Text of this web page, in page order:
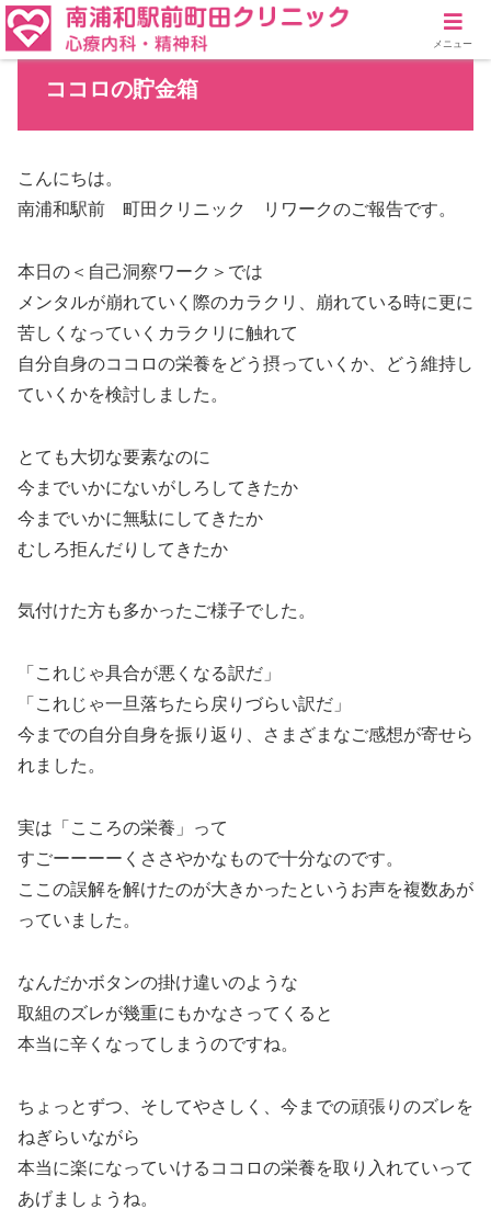
ココロの貯金箱
こんにちは。
南浦和駅前 町田クリニック リワークのご報告です。
本日の＜自己洞察ワーク＞では
メンタルが崩れていく際のカラクリ、崩れている時に更に
苦しくなっていくカラクリに触れて
自分自身のココロの栄養をどう摂っていくか、どう維持し
ていくかを検討しました。
とても大切な要素なのに
今までいかにないがしろしてきたか
今までいかに無駄にしてきたか
むしろ拒んだりしてきたか
気付けた方も多かったご様子でした。
「これじゃ具合が悪くなる訳だ」
「これじゃ一旦落ちたら戻りづらい訳だ」
今までの自分自身を振り返り、さまざまなご感想が寄せら
れました。
実は「こころの栄養」って
すごーーーーくささやかなもので十分なのです。
ここの誤解を解けたのが大きかったというお声を複数あが
っていました。
なんだかボタンの掛け違いのような
取組のズレが幾重にもかなさってくると
本当に辛くなってしまうのですね。
ちょっとずつ、そしてやさしく、今までの頑張りのズレを
ねぎらいながら
本当に楽になっていけるココロの栄養を取り入れていって
あげましょうね。
メニュー